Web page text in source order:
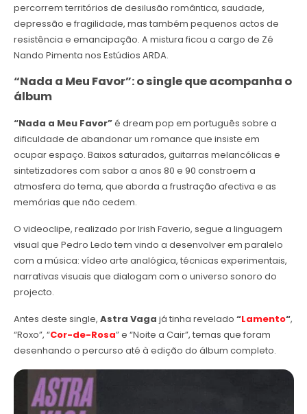
percorrem territórios de desilusão romântica, saudade,
depressão e fragilidade, mas também pequenos actos de
resistência e emancipação. A mistura ficou a cargo de Zé
Nando Pimenta nos Estúdios ARDA.
“Nada a Meu Favor”: o single que acompanha o
álbum
“Nada a Meu Favor”é dream pop em português sobre a
dificuldade de abandonar um romance que insiste em
ocupar espaço. Baixos saturados, guitarras melancólicas e
sintetizadores com sabor a anos 80 e 90 constroem a
atmosfera do tema, que aborda a frustração afectiva e as
memórias que não cedem.
O videoclipe, realizado por Irish Faverio, segue a linguagem
visual que Pedro Ledo tem vindo a desenvolver em paralelo
com a música: vídeo arte analógica, técnicas experimentais,
narrativas visuais que dialogam com o universo sonoro do
projecto.
Antes deste single, Astra Vaga já tinha revelado “Lamento“,
“Roxo”, “Cor-de-Rosa” e “Noite a Cair”, temas que foram
desenhando o percurso até à edição do álbum completo.